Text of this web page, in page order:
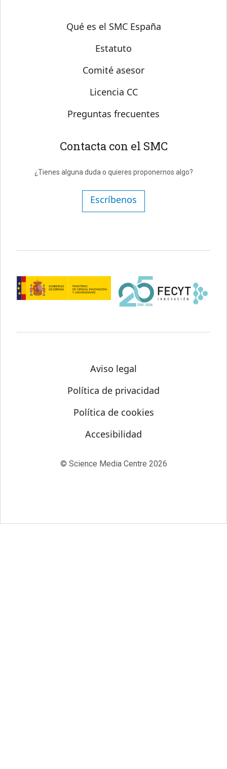
Sobre SMC España
Qué es el SMC España
Estatuto
Comité asesor
Licencia CC
Preguntas frecuentes
Contacta con el SMC
¿Tienes alguna duda o quieres proponernos algo?
Escríbenos
Aviso legal
Política de privacidad
Política de cookies
Accesibilidad
© Science Media Centre 2026